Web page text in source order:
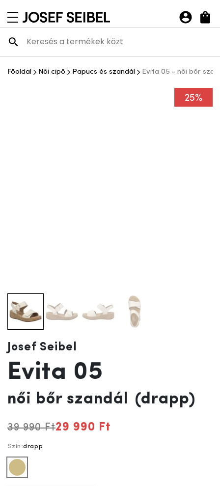
navigációs menü megnyitása
Josef Seibel Webshop
Főoldal Női cipő Papucs és szandál Evita 05 - női bőr
25%
Josef Seibel
Evita 05
női bőr szandál (drapp)
39 990 Ft29 990 Ft
Szín:drapp
drapp